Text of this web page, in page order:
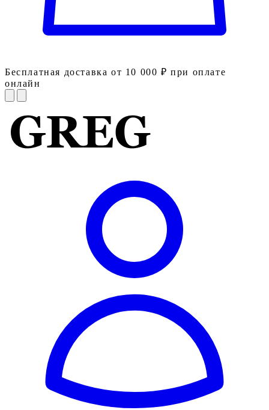
Бесплатная доставка от 10 000 ₽ при оплате
онлайн